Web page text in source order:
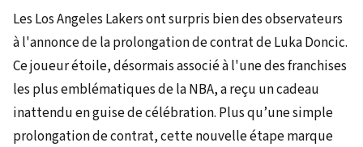
Les Los Angeles Lakers ont surpris bien des observateurs
à l'annonce de la prolongation de contrat de Luka Doncic.
Ce joueur étoile, désormais associé à l'une des franchises
les plus emblématiques de la NBA, a reçu un cadeau
inattendu en guise de célébration. Plus qu’une simple
prolongation de contrat, cette nouvelle étape marque